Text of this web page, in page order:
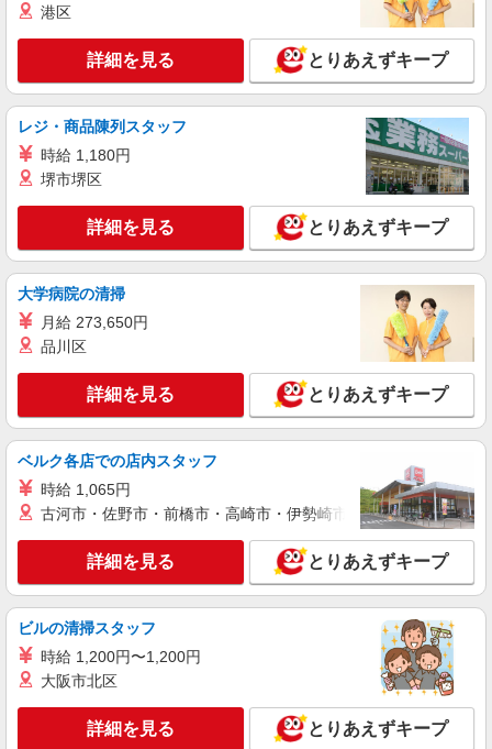
時給1500円〜2125円 ＜日払い有/週払い有/交
熱田区
キープ 詳細を見る
派遣社員
株式会社kotrio /●NG-H-2093332
NEW
＜六番町駅＞元気も、プライベートも諦めな
い＊週3〜OK/看護助手
時給1500円〜2125円 ＜日払い有/週払い有/交
通費全支給(ガソリン代含む)＞
詳細を見る
株式会社kotrio /●NG-H-2159298
NEW
≪神宮前駅≫年齢不問！０からスタートでも
活躍できる看護助手♪
時給1500円〜2125円 ＜日払い有/週払い有/交
通費全支給(ガソリン代含む)＞
最寄り駅：神宮前
キープ 詳細を見る
パート
パナソニック エイジフリーケアセンターあつた
時給1,339円〜1,442円 ※経験・能力・資格等
による 〇時間外勤務手当 〇土日祝勤務手当 〇無
港区
詳細を見る とりあえずキープ
レジ・商品陳列スタッフ
時給 1,180円
堺市堺区
詳細を見る とりあえずキープ
大学病院の清掃
月給 273,650円
品川区
詳細を見る とりあえずキープ
ベルク各店での店内スタッフ
時給 1,065円
古河市・佐野市・前橋市・高崎市・伊勢崎市・太田市・館林市
詳細を見る とりあえずキープ
ビルの清掃スタッフ
時給 1,200円〜1,200円
大阪市北区
詳細を見る とりあえずキープ